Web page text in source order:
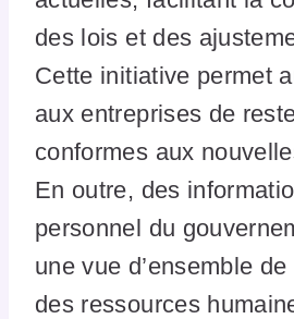
des lois et des
Cette initiative permet
aux entreprises de
conformes aux
En outre, des
personnel du
une vue d’ensemble
des ressources